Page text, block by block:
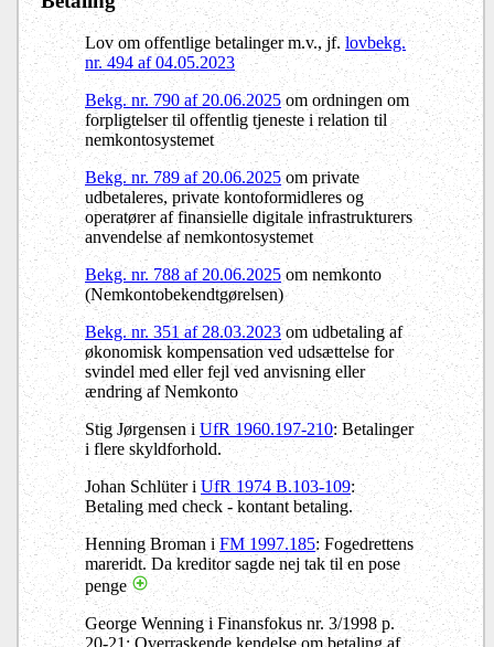
Lov om offentlige betalinger m.v., jf. lovbekg.
nr. 494 af 04.05.2023
Bekg. nr. 790 af 20.06.2025om ordningen om
forpligtelser til offentlig tjeneste i relation til
nemkontosystemet
Bekg. nr. 789 af 20.06.2025om private
udbetaleres, private kontoformidleres og
operatører af finansielle digitale infrastrukturers
anvendelse af nemkontosystemet
Bekg. nr. 788 af 20.06.2025om nemkonto
(Nemkontobekendtgørelsen)
Bekg. nr. 351 af 28.03.2023om udbetaling af
økonomisk kompensation ved udsættelse for
svindel med eller fejl ved anvisning eller
ændring af Nemkonto
Stig Jørgensen iUfR 1960.197-210: Betalinger
i flere skyldforhold.
Johan Schlüter i UfR 1974 B.103-109:
Betaling med check - kontant betaling.
Henning Broman iFM 1997.185: Fogedrettens
mareridt. Da kreditor sagde nej tak til en pose
penge
George Wenning i Finansfokus nr. 3/1998 p.